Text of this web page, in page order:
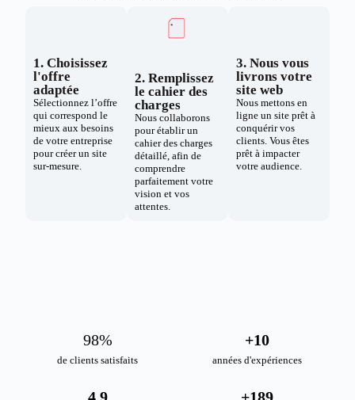
1. Choisissez
l'offre
adaptée
Sélectionnez l’offre
qui correspond le
mieux aux besoins
de votre entreprise
pour créer un site
sur-mesure.
2. Remplissez
le cahier des
charges
Nous collaborons
pour établir un
cahier des charges
détaillé, afin de
comprendre
parfaitement votre
vision et vos
attentes.
3. Nous vous
livrons votre
site web
Nous mettons en
ligne un site prêt à
conquérir vos
clients. Vous êtes
prêt à impacter
votre audience.
de clients satisfaits
98%
années d'expériences
+10